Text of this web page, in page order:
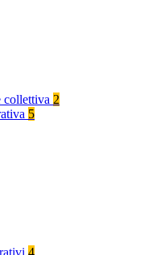
collettiva 2
5